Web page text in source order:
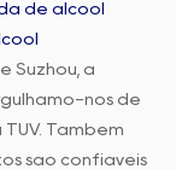
de álcool
Suzhou, a
nos de
Também
são confiáveis